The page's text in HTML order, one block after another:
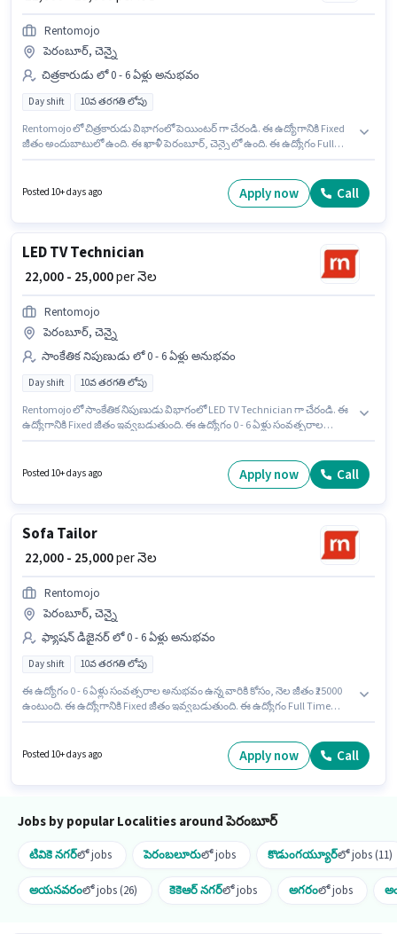
Rentomojo
పెరంబూర్, చెన్నై
చిత్రకారుడు లో 0 - 6 ఏళ్లు అనుభవం
Day shift 10వ తరగతి లోపు
Rentomojo లో చిత్రకారుడు విభాగంలో పెయింటర్ గా చేరండి. ఈ ఉద్యోగానికి Fixed
జీతం అందుబాటులో ఉంది. ఈ ఖాళీ పెరంబూర్, చెన్నై లో ఉంది. ఈ ఉద్యోగం Full
- 6 ఏళ్లు సంవత్సరాల అనుభవం ఉన్న వారికి కోసం, నెల జీతం ₹25000 ఉంటుంది.
Posted 10+ days ago Apply now Call
LED TV Technician
₹ 22,000 - 25,000per నెల
Rentomojo
పెరంబూర్, చెన్నై
సాంకేతిక నిపుణుడు లో 0 - 6 ఏళ్లు అనుభవం
Day shift 10వ తరగతి లోపు
Rentomojo లో సాంకేతిక నిపుణుడు విభాగంలో LED TV Technician గా చేరండి. ఈ
ఉద్యోగానికి Fixed జీతం ఇవ్వబడుతుంది. ఈ ఉద్యోగం 0 - 6 ఏళ్లు సంవత్సరాల
6 days working ఉన్నాయి. ఈ ఉద్యోగానికి 10వ తరగతి లోపు అర్హత ఉన్న అభ్యర్థులు
దరఖాస్తు చేయవచ్చు. ఈ ఖాళీ పెరంబూర్, చెన్నై లో ఉంది.
Posted 10+ days ago Apply now Call
Sofa Tailor
₹ 22,000 - 25,000per నెల
Rentomojo
పెరంబూర్, చెన్నై
ఫ్యాషన్ డిజైనర్ లో 0 - 6 ఏళ్లు అనుభవం
Day shift 10వ తరగతి లోపు
ఈ ఉద్యోగం 0 - 6 ఏళ్లు సంవత్సరాల అనుభవం ఉన్న వారికి కోసం, నెల జీతం ₹25000
ఉంటుంది. ఈ ఉద్యోగానికి Fixed జీతం ఇవ్వబడుతుంది. ఈ ఉద్యోగం Full Time
ఉద్యోగానికి క్రియాశీలకంగా నియామకం జరుగుతోంది. ఈ ఉద్యోగానికి 10వ తరగతి
Posted 10+ days ago Apply now Call
Jobs by popular Localities around పెరంబూర్
టివికె నగర్లో jobs పెరంబలూరులో jobs కొడుంగయ్యూర్లో jobs (11)
అయనవరంలో jobs (26) కెకెఆర్ నగర్లో jobs అగరంలో jobs